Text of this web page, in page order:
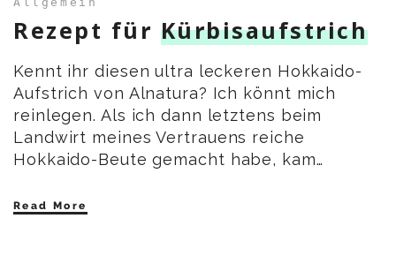
Rezept für Kürbisaufstrich
Kennt ihr diesen ultra leckeren Hokkaido-
Aufstrich von Alnatura? Ich könnt mich
reinlegen. Als ich dann letztens beim
Landwirt meines Vertrauens reiche
Hokkaido-Beute gemacht habe, kam…
Read More